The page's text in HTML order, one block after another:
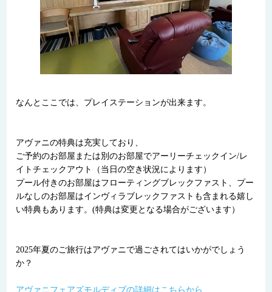
なんとここでは、プレイステーションが出来ます。
アヴァニの特典は充実しており、
ご予約のお部屋または別のお部屋でアーリーチェックイン/レ
イトチェックアウト（当日の空き状況によります）
プール付きのお部屋はフローティングブレックファスト、プー
ルなしのお部屋はインヴィラブレックファストも含まれる嬉し
い特典もあります。(特典は変更となる場合がございます）
2025年夏のご旅行はアヴァニで過ごされてはいかがでしょう
か？
アヴァニフェアズモルディブの詳細はこちらから